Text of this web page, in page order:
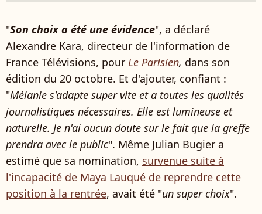
"Son choix a été une évidence", a déclaré
Alexandre Kara, directeur de l'information de
France Télévisions, pour Le Parisien, dans son
édition du 20 octobre. Et d'ajouter, confiant :
"Mélanie s'adapte super vite et a toutes les qualités
journalistiques nécessaires. Elle est lumineuse et
naturelle. Je n'ai aucun doute sur le fait que la greffe
prendra avec le public". Même Julian Bugier a
estimé que sa nomination, survenue suite à
l'incapacité de Maya Lauqué de reprendre cette
position à la rentrée, avait été "un super choix".